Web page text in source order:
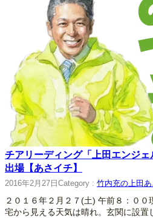
チアリーディング「上田エンジ
出場【あさイチ】
2016年2月27日 Category : 竹内充の上田あ
２０１６年２月２７(土) 午前８：００
宅から見える天気は晴れ。玄関に設